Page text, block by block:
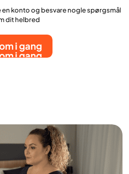
en konto og besvare nogle spørgsmål
dit helbred
i gang
i gang